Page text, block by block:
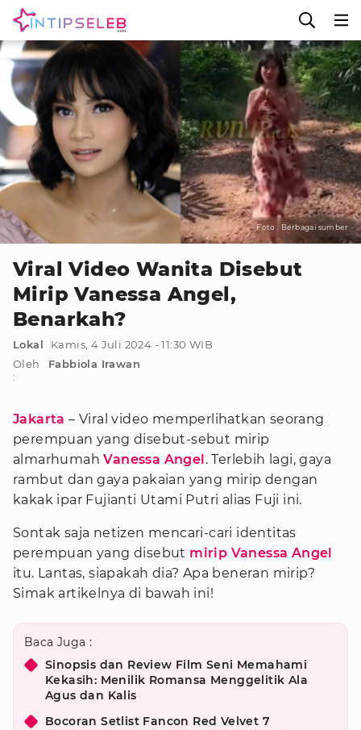
Foto : Berbagai sumber
Viral Video Wanita Disebut
Mirip Vanessa Angel,
Benarkah?
Lokal
Kamis, 4 Juli 2024 - 11:30 WIB
Oleh
:
Fabbiola Irawan
Jakarta – Viral video memperlihatkan seorang
perempuan yang disebut-sebut mirip
almarhumahVanessa Angel. Terlebih lagi, gaya
rambut dan gaya pakaian yang mirip dengan
kakak ipar Fujianti Utami Putri alias Fuji ini.
Sontak saja netizen mencari-cari identitas
perempuan yang disebut mirip Vanessa Angel
itu. Lantas, siapakah dia? Apa beneran mirip?
Simak artikelnya di bawah ini!
Baca Juga :
Sinopsis dan Review Film Seni Memahami
Kekasih: Menilik Romansa Menggelitik Ala
Agus dan Kalis
Bocoran Setlist Fancon Red Velvet 7